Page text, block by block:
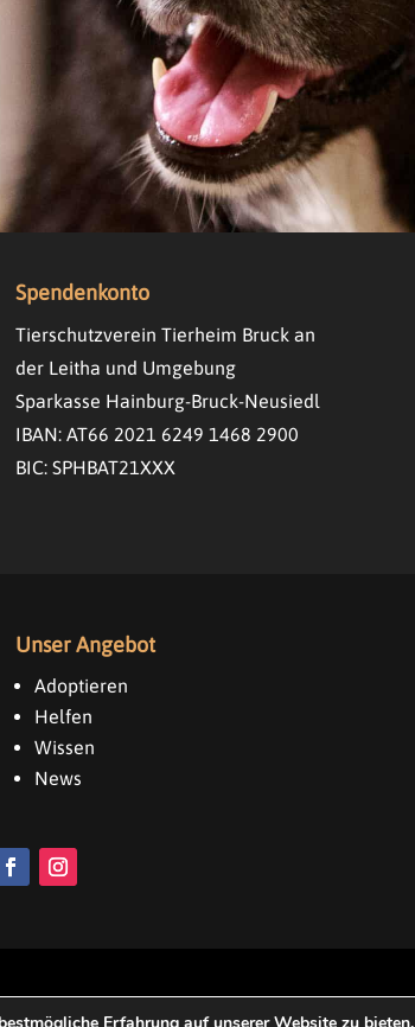
Spendenkonto
Tierschutzverein Tierheim Bruck an
der Leitha und Umgebung
Sparkasse Hainburg-Bruck-Neusiedl
IBAN: AT66 2021 6249 1468 2900
BIC: SPHBAT21XXX
Unser Angebot
Adoptieren
Helfen
Wissen
News